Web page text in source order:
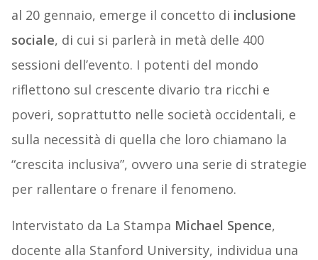
al 20 gennaio, emerge il concetto di inclusione
sociale, di cui si parlerà in metà delle 400
sessioni dell’evento. I potenti del mondo
riflettono sul crescente divario tra ricchi e
poveri, soprattutto nelle società occidentali, e
sulla necessità di quella che loro chiamano la
“crescita inclusiva”, ovvero una serie di strategie
per rallentare o frenare il fenomeno.
Intervistato da La Stampa Michael Spence,
docente alla Stanford University, individua una